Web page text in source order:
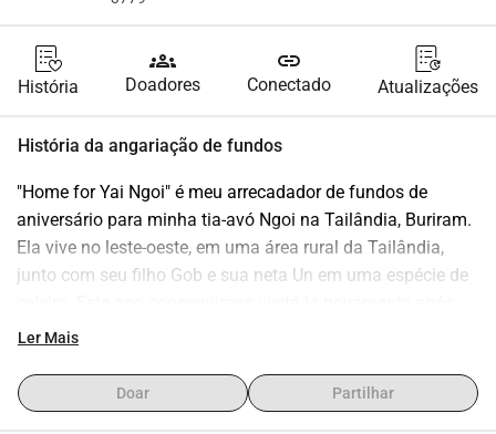
História
groups
Doadores
link
Conectado Atualizações
História da angariação de fundos
"Home for Yai Ngoi" é meu arrecadador de fundos de
aniversário para minha tia-avó Ngoi na Tailândia, Buriram.
Ela vive no leste-oeste, em uma área rural da Tailândia,
junto com seu filho Gob e sua neta Un em uma espécie de
muito tempo e, por mais bonito que tenha sido vê-la de
pode continuar assim. Eles merecem uma casa com portas
e um telhado adequado, proteção contra o clima e animais,
Ler Mais
Doar Partilhar